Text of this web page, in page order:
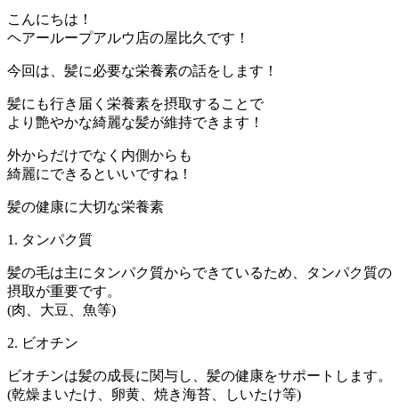
こんにちは！
ヘアーループアルウ店の屋比久です！
今回は、髪に必要な栄養素の話をします！
髪にも行き届く栄養素を摂取することで
より艶やかな綺麗な髪が維持できます！
外からだけでなく内側からも
綺麗にできるといいですね！
髪の健康に大切な栄養素
1. タンパク質
髪の毛は主にタンパク質からできているため、タンパク質の
摂取が重要です。
(肉、大豆、魚等)
2. ビオチン
ビオチンは髪の成長に関与し、髪の健康をサポートします。
(乾燥まいたけ、卵黄、焼き海苔、しいたけ等)